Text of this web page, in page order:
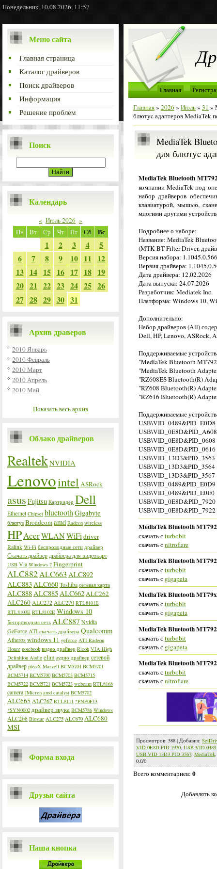
Понедельник, 10.08.2026, 11:57
Меню сайта
Главная страница
Каталог драйверов
Поиск драйверов
Информация
Решение проблем
Поиск
Календарь
« Июль 2026 »
Пн
Вт Ср Чт Пт Сб Вс
1 2 3 4
5
6
7 8 9 10 11
12
13 14 15 16 17 18 19
20 21 22 23 24 25 26
27 28 29 30 31
Архив драверов
2010 Январь
2010 Февраль
2010 Март
2010 Апрель
2010 Май
Показать весь архив
Облако драйверов
RealtekNVIDIA
Lenovointel ASRock
asus Fujitsu Картридер Dell
Ethernet Chipset bluetooth Gigabyte
блютуз Broadcomamd Radeon wireless
HPAcerWLANWiFi driver
Ralink Wi-Fi беспроводные сети драйвер
Скачать драйвер драйвера для видеокарт
USB Via Windows 7 Fingerprint
ALC882 ALC663 ALC892
ALC883ALC660Toshiba сетевая карта
ALC888ALC885ALC662ALC262
ALC260 ALC272 ALC270 RTL8101E
RTL8103E RTL8102E Windows 10
Беспроводная сеть ALC887 Nvidia
GeForce ATI скачать драйвера Qualcomm
Atheroswindows 11 geforce ATI Radeon
Honor notebook видео драйвер Ricoh VIA High
Definition Audio elan аудио драйвер сетевой
драйвер physX Marvell BCM5704 BCM5701
BCM5714 BCM5700 BCM5703 BCM5715
BCM5722 BCM5721 BCM5723 webcam RTL8168
camera JMicron amd catalyst BCM5702
ALC665 ALC267 RTL8111 *PNP0F13
*SYN0002 драйвер звука BCM5786 Windows
ALC268 Biostar ALC275 ALC670 ALC680
MSI
Форма входа
Друзья сайта
Наша кнопка
Главная
Главная» 2026» Июль» 31 »
блютуc адаптеров MediaTek
MediaTek
для блютуc
MediaTek Bluetooth
компании MediaTek под
набор драйверов
клавиатурой, мышью,
многими другими
Подробнее о наборе:
Название: MediaTek
(MTK BT Filter Driver,
Версия набора:
Вервия драйвера:
Дата драйвера: 12.02.2026
Дата выпуска: 24.07.2026
Разработчик: Mediatek Inc.
Платформа: Windows 10,
Дополнительно:
Набор драйверов (All)
Dell, HP, Lenovo, ASRock,
Поддерживаемые
"MediaTek Bluetooth
"MediaTek Bluetooth
"RZ608ES Bluetooth(R)
"RZ608 Bluetooth(R)
"RZ616 Bluetooth(R)
Поддерживаемые
USB\VID_0489&PID_E0D8
USB\VID_0E8D&PID_A608
USB\VID_0E8D&PID_0608
USB\VID_0E8D&PID_0616
USB\VID_13D3&PID_3563
USB\VID_13D3&PID_3564
USB\VID_13D3&PID_3567
USB\VID_0489&PID_E0D9
USB\VID_0489&PID_E0E0
USB\VID_0E8D&PID_7920
USB\VID_0E8D&PID_7922
MediaTek Bluetooth
скачать сturbobit
скачать сnitroflare
MediaTek Bluetooth
скачать сturbobit
скачать с gigapeta
MediaTek Bluetooth
скачать сturbobit
скачать с gigapeta
MediaTek Bluetooth
скачать сturbobit
скачать с gigapeta
MediaTek Bluetooth
скачать сturbobit
скачать сnitroflare
Просмотров: 588 | Добавил:
VID 0E8D PID 7920, USB VID
USB VID 13D3 PID 3567, MediaTek
0.0/0
Всего комментариев: 0
Добавлять